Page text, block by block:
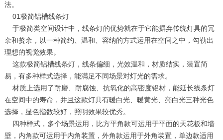
法。
01极简铝槽线条灯
于极简类空间设计中，线条灯的优势就在于它能摒弃传统灯具的冗
杂和赘余，以一种简约、温和、容纳的方式运用在空间之中，勾勒出
理想的视觉效果。
这款极简铝槽线条灯，线条偏细，光效温和，材质结实，装置简
易，有多种样式选择，能满足不同场景对灯光的需求。
材质上选用了耐磨、耐腐蚀、抗氧化的高密度铝材，能延长线条灯
在空间中的寿命，并且这款灯具有暖白光、暖黄光、亮白光三种光色
选择，显色指数较好，照明效果较优秀。
四种样式，多个场景运用，比方平角款可运用于平面的天花板和墙
壁，内角款可运用于内角装置，外角款运用于外角装置，单边款适用